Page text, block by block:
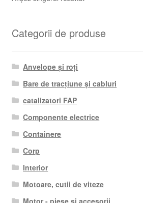
Categorii de produse
Anvelope și roți
Bare de tracțiune și cabluri
catalizatori FAP
Componente electrice
Containere
Corp
Interior
Motoare, cutii de viteze
Motor - piese si accesorii